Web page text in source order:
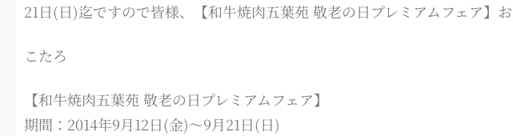
21日(日)迄ですので皆様、【和牛焼肉五葉苑 敬老の日プレミアムフェア
こたろ
【和牛焼肉五葉苑 敬老の日プレミアムフェア】
期間：2014年9月12日(金)～9月21日(日)